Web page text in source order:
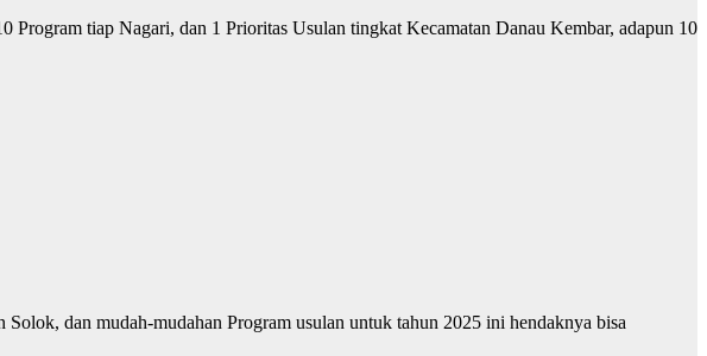
tiap Nagari, dan 1 Prioritas Usulan tingkat Kecamatan Danau Kembar, adapun 10
dan mudah-mudahan Program usulan untuk tahun 2025 ini hendaknya bisa